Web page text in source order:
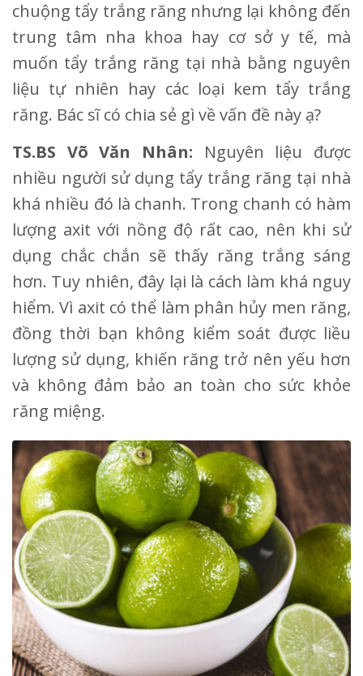
chuộng tẩy trắng răng nhưng lại không đến
trung tâm nha khoa hay cơ sở y tế, mà
muốn tẩy trắng răng tại nhà bằng nguyên
liệu tự nhiên hay các loại kem tẩy trắng
răng. Bác sĩ có chia sẻ gì về vấn đề này ạ?
TS.BS Võ Văn Nhân: Nguyên liệu được
nhiều người sử dụng tẩy trắng răng tại nhà
khá nhiều đó là chanh. Trong chanh có hàm
lượng axit với nồng độ rất cao, nên khi sử
dụng chắc chắn sẽ thấy răng trắng sáng
hơn. Tuy nhiên, đây lại là cách làm khá nguy
hiểm. Vì axit có thể làm phân hủy men răng,
đồng thời bạn không kiểm soát được liều
lượng sử dụng, khiến răng trở nên yếu hơn
và không đảm bảo an toàn cho sức khỏe
răng miệng.